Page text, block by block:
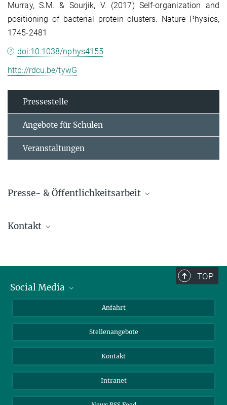
Murray, S.M. & Sourjik, V. (2017) Self-organization and
positioning of bacterial protein clusters. Nature Physics,
1745-2481
doi:10.1038/nphys4155
http://rdcu.be/tywG
Pressestelle
Angebote für Schulen
Veranstaltungen
Presse- & Öffentlichkeitsarbeit
Kontakt
victor.sourjik@...
TOP
Social Media
LinkedIn
Anfahrt
Stellenangebote
Kontakt
Intranet